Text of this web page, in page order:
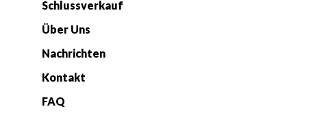
Schlussverkauf
Über Uns
Nachrichten
Kontakt
FAQ